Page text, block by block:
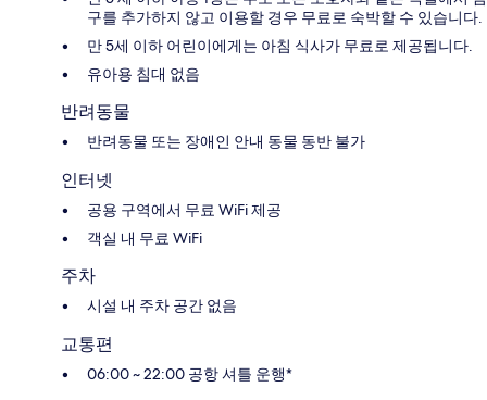
구를 추가하지 않고 이용할 경우 무료로 숙박할 수 있습니다.
만 5세 이하 어린이에게는 아침 식사가 무료로 제공됩니다.
유아용 침대 없음
반려동물
반려동물 또는 장애인 안내 동물 동반 불가
인터넷
공용 구역에서 무료 WiFi 제공
객실 내 무료 WiFi
주차
시설 내 주차 공간 없음
교통편
06:00 ~ 22:00 공항 셔틀 운행*